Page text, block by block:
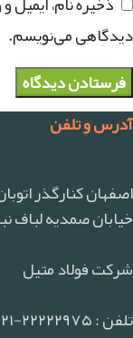
دیدگاهی می‌نویسم.
آدرس و تلفن
اصفهان کنارگذر
خیابان صمدیه لباف
شرکت فولاد متیل
تلفن : ۲۲۲۲۲۹۷۵-۰۲۱